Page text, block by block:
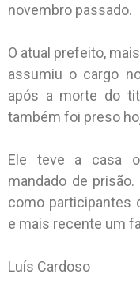
novembro passado.
O atual prefeito,
assumiu o cargo
após a morte do
também foi preso
Ele teve a casa
mandado de
como participantes
e mais recente um
Luís Cardoso